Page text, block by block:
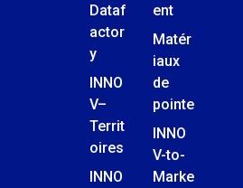
Dataf
actor
y
INNO
V–
Territ
oires
INNO
ent
Matér
iaux
de
pointe
INNO
V-to-
Marke